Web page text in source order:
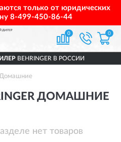
только от юридических
8-499-450-86-44
0 0
BEHRINGER В РОССИИ
ДОМАШНИЕ
нет товаров